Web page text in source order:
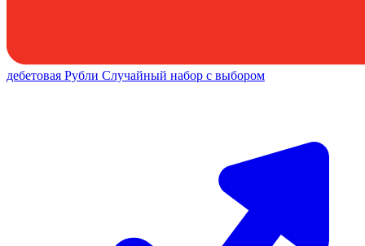
дебетовая Рубли Случайный набор с выбором